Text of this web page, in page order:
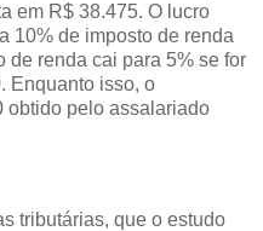
em R$ 38.475. O lucro
10% de imposto de renda
de renda cai para 5% se for
Enquanto isso, o
obtido pelo assalariado
tributárias, que o estudo